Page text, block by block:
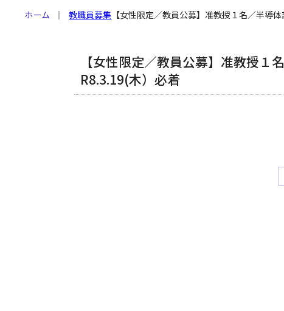
ホーム 教職員募集 【女性限定／教員公募】准教授１名／半導
【女性限定／教員公募】准教授１
R8.3.19(木）必着